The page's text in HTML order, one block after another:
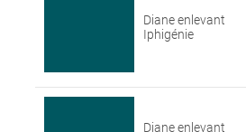
Diane enlevant
Iphigénie
Diane enlevant